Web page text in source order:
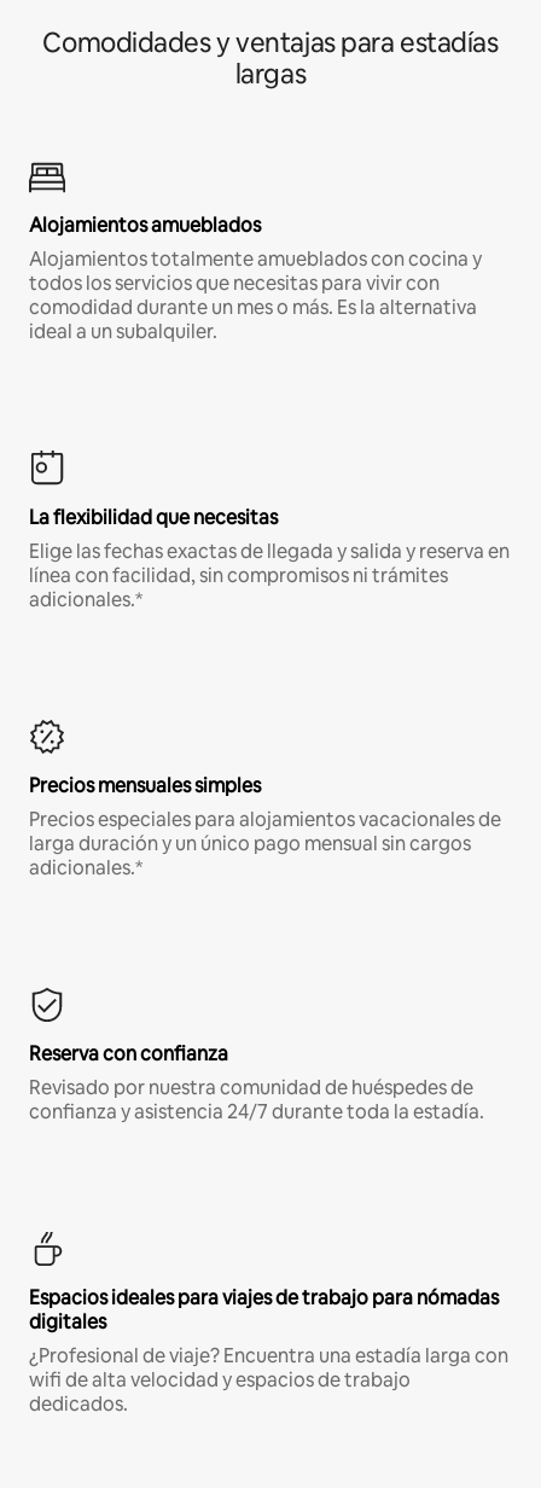
Comodidades y ventajas para estadías
largas
Alojamientos amueblados
Alojamientos totalmente amueblados con cocina y
todos los servicios que necesitas para vivir con
comodidad durante un mes o más. Es la alternativa
ideal a un subalquiler.
La flexibilidad que necesitas
Elige las fechas exactas de llegada y salida y reserva en
línea con facilidad, sin compromisos ni trámites
adicionales.*
Precios mensuales simples
Precios especiales para alojamientos vacacionales de
larga duración y un único pago mensual sin cargos
adicionales.*
Reserva con confianza
Revisado por nuestra comunidad de huéspedes de
confianza y asistencia 24/7 durante toda la estadía.
Espacios ideales para viajes de trabajo para nómadas
digitales
¿Profesional de viaje? Encuentra una estadía larga con
wifi de alta velocidad y espacios de trabajo
dedicados.